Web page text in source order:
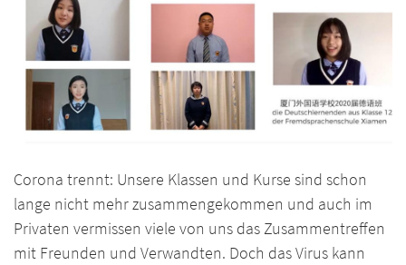
Corona trennt: Unsere Klassen und Kurse sind schon
lange nicht mehr zusammengekommen und auch im
Privaten vermissen viele von uns das Zusammentreffen
mit Freunden und Verwandten. Doch das Virus kann